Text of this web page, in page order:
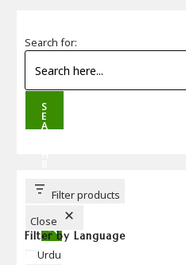
Search for:
S
E
A
T
T
Filter products
Close
Filter by Language
Language
Urdu